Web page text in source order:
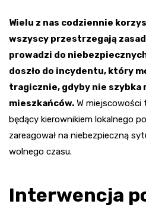
Wielu z nas codziennie
wszyscy przestrzegają
prowadzi do
doszło do incydentu, który
tragicznie, gdyby nie szybka
mieszkańców. W miejscowości
będący kierownikiem lokalnego
zareagował na niebezpieczną
wolnego czasu.
Interwencja